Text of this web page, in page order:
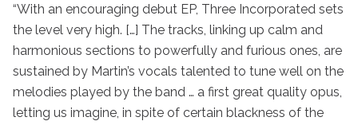
“With an encouraging debut EP, Three Incorporated sets
the level very high. […] The tracks, linking up calm and
harmonious sections to powerfully and furious ones, are
sustained by Martin’s vocals talented to tune well on the
melodies played by the band … a first great quality opus,
letting us imagine, in spite of certain blackness of the